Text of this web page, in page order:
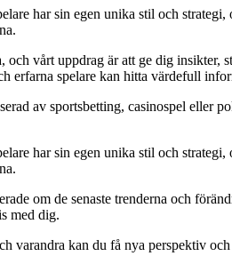
har sin egen unika stil och
vårt uppdrag är att ge dig insikter,
erfarna spelare kan hitta värdefull
av sportsbetting, casinospel eller
har sin egen unika stil och
om de senaste trenderna och
med dig.
varandra kan du få nya perspektiv